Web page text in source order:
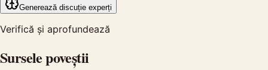
Generează discuție experți
Verifică și aprofundează
Sursele poveștii